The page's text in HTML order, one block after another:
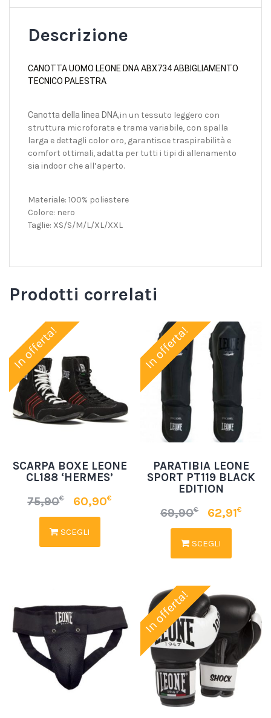
Descrizione
CANOTTA UOMO LEONE DNA ABX734 ABBIGLIAMENTO
TECNICO PALESTRA
Canotta della linea DNA,in un tessuto leggero con
struttura microforata e trama variabile, con spalla
larga e dettagli color oro, garantisce traspirabilità e
comfort ottimali, adatta per tutti i tipi di allenamento
sia indoor che all’aperto.
Materiale: 100% poliestere
Colore: nero
Taglie: XS/S/M/L/XL/XXL
Prodotti correlati
In offerta!
SCARPA BOXE LEONE
CL188 ‘HERMES’
75,90€ 60,90€
SCEGLI
In offerta!
PARATIBIA LEONE
SPORT PT119 BLACK
EDITION
69,90€ 62,91€
SCEGLI
In offerta!